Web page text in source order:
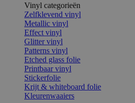
Vinyl categorieën
Zelfklevend vinyl
Metallic vinyl
Effect vinyl
Glitter vinyl
Patterns vinyl
Etched glass folie
Printbaar vinyl
Stickerfolie
Krijt & whiteboard folie
Kleurenwaaiers